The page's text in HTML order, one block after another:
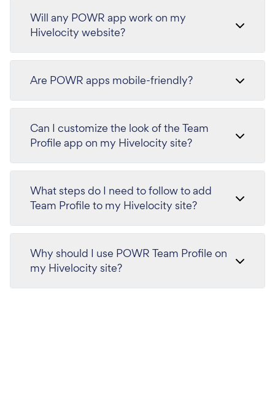
Will any POWR app work on my
Hivelocity website?
Are POWR apps mobile-friendly?
Can I customize the look of the Team
Profile app on my Hivelocity site?
What steps do I need to follow to add
Team Profile to my Hivelocity site?
Why should I use POWR Team Profile on
my Hivelocity site?